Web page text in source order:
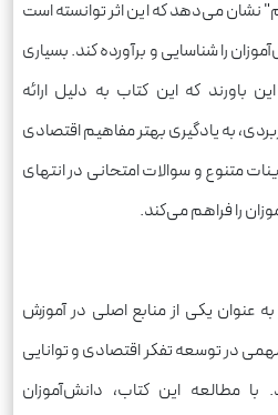
نشان می‌دهد که این اثر توانسته است
را شناسایی و برآورده کند. بسیاری
باورند که این کتاب به دلیل ارائه
به یادگیری بهتر مفاهیم اقتصادی
متنوع و سوالات امتحانی در انتهای
را فراهم می‌کند.
عنوان یکی از منابع اصلی در آموزش
در توسعه تفکر اقتصادی و توانایی
با مطالعه این کتاب، دانش‌آموزان